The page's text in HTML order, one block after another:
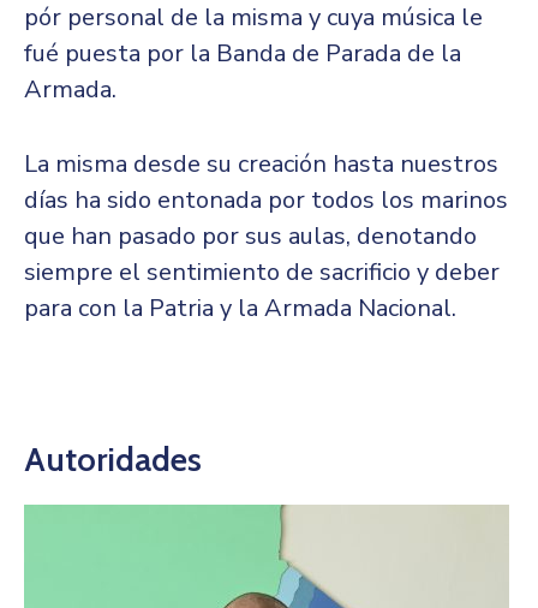
pór personal de la misma y cuya música le
fué puesta por la Banda de Parada de la
Armada.
La misma desde su creación hasta nuestros
días ha sido entonada por todos los marinos
que han pasado por sus aulas, denotando
siempre el sentimiento de sacrificio y deber
para con la Patria y la Armada Nacional.
Autoridades